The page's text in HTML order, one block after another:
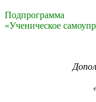
Подпрограмма
«Ученическое